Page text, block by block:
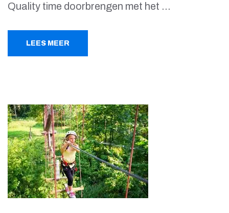
Quality time doorbrengen met het …
LEES MEER